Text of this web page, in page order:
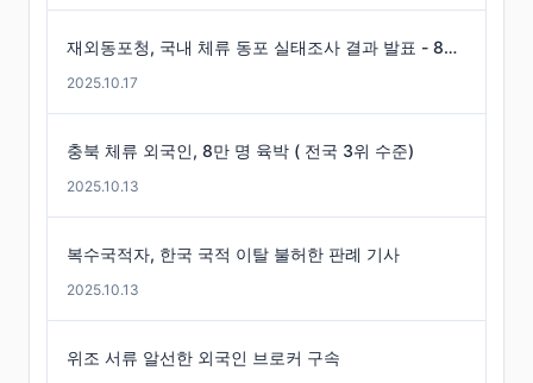
재외동포청, 국내 체류 동포 실태조사 결과 발표 - 86만 명 체류 통계 발표
2025.10.17
충북 체류 외국인, 8만 명 육박 ( 전국 3위 수준)
2025.10.13
복수국적자, 한국 국적 이탈 불허한 판례 기사
2025.10.13
위조 서류 알선한 외국인 브로커 구속